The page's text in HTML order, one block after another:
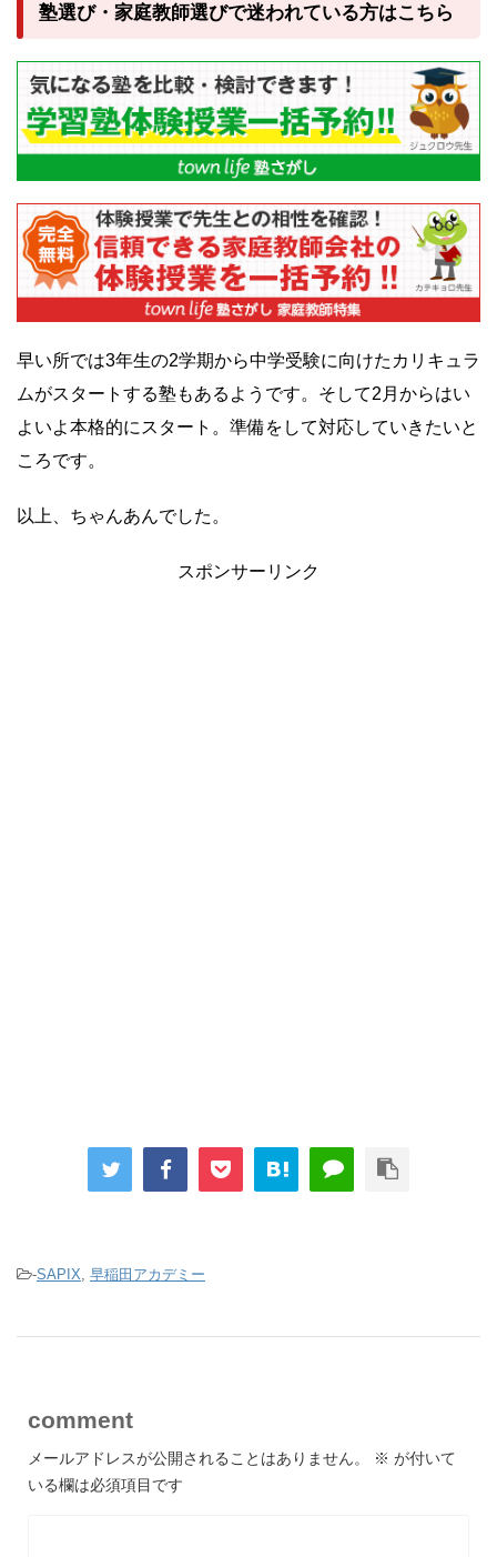
塾選び・家庭教師選びで迷われている方はこちら
早い所では3年生の2学期から中学受験に向けたカリキュラ
ムがスタートする塾もあるようです。そして2月からはい
よいよ本格的にスタート。準備をして対応していきたいと
ころです。
以上、ちゃんあんでした。
スポンサーリンク
-SAPIX 早稲田アカデミー
comment
メールアドレスが公開されることはありません。 ※ が付いて
いる欄は必須項目です